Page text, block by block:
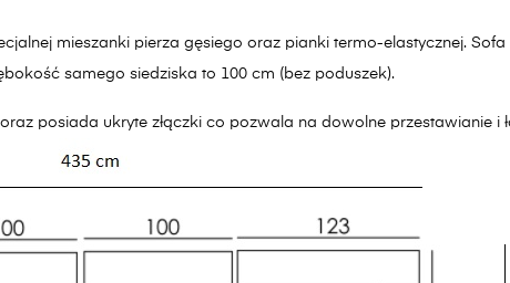
mieszanki pierza gęsiego oraz pianki termo-elastycznej. Sofa
samego siedziska to 100 cm (bez poduszek).
posiada ukryte złączki co pozwala na dowolne przestawianie i